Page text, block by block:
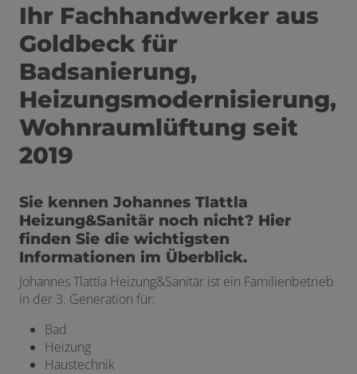
Ihr Fachhandwerker aus
Goldbeck für
Badsanierung,
Heizungsmodernisierung,
Wohnraumlüftung seit
2019
Sie kennen Johannes Tlattla
Heizung&Sanitär noch nicht? Hier
finden Sie die wichtigsten
Informationen im Überblick.
Johannes Tlattla Heizung&Sanitär ist ein Familienbetrieb
in der 3. Generation für:
Bad
Heizung
Haustechnik